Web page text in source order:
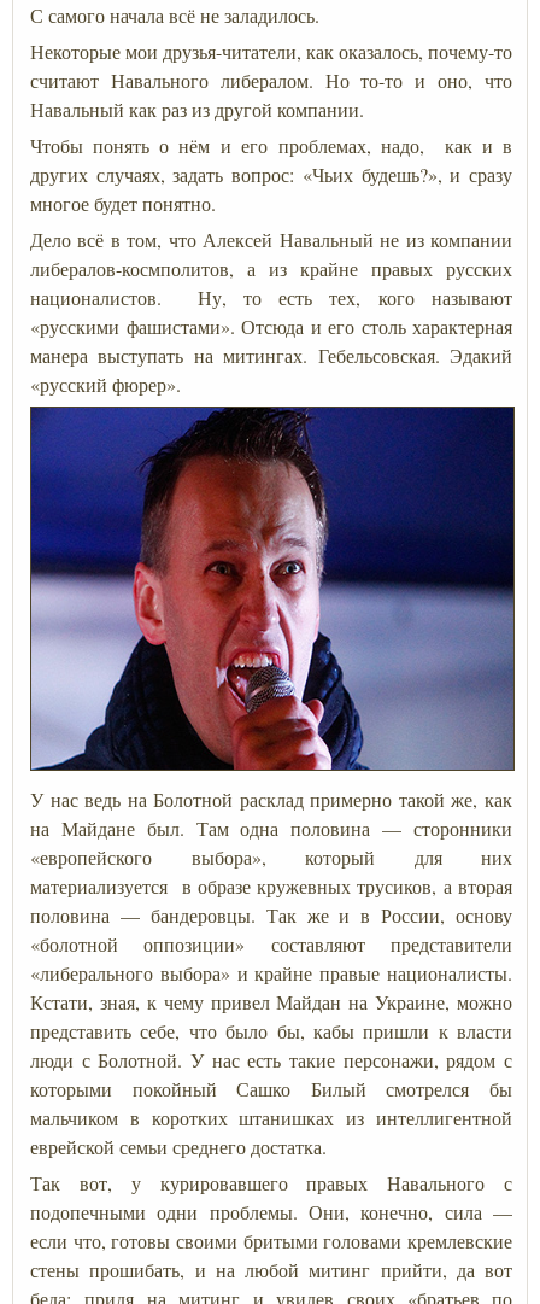
С самого начала всё не заладилось.
Некоторые мои друзья-читатели, как оказалось, почему-то
считают Навального либералом. Но то-то и оно, что
Навальный как раз из другой компании.
Чтобы понять о нём и его проблемах, надо, как и в
других случаях, задать вопрос: «Чьих будешь?», и сразу
многое будет понятно.
Дело всё в том, что Алексей Навальный не из компании
либералов-космполитов, а из крайне правых русских
националистов. Ну, то есть тех, кого называют
«русскими фашистами». Отсюда и его столь характерная
манера выступать на митингах. Гебельсовская. Эдакий
«русский фюрер».
У нас ведь на Болотной расклад примерно такой же, как
на Майдане был. Там одна половина — сторонники
«европейского выбора», который для них
материализуется в образе кружевных трусиков, а вторая
половина — бандеровцы. Так же и в России, основу
«болотной оппозиции» составляют представители
«либерального выбора» и крайне правые националисты.
Кстати, зная, к чему привел Майдан на Украине, можно
представить себе, что было бы, кабы пришли к власти
люди с Болотной. У нас есть такие персонажи, рядом с
которыми покойный Сашко Билый смотрелся бы
мальчиком в коротких штанишках из интеллигентной
еврейской семьи среднего достатка.
Так вот, у курировавшего правых Навального с
подопечными одни проблемы. Они, конечно, сила —
если что, готовы своими бритыми головами кремлевские
стены прошибать, и на любой митинг прийти, да вот
беда: придя на митинг и увидев своих «братьев по